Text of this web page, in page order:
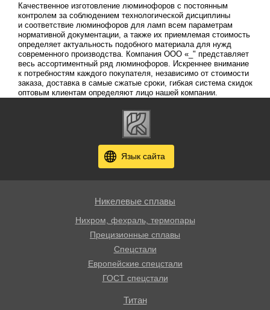
Качественное изготовление люминофоров с постоянным
контролем за соблюдением технологической дисциплины
и соответствие люминофоров для ламп всем параметрам
нормативной документации, а также их приемлемая стоимость
определяет актуальность подобного материала для нужд
современного производства. Компания ООО «_" представляет
весь ассортиментный ряд люминофоров. Искреннее внимание
к потребностям каждого покупателя, независимо от стоимости
заказа, доставка в самые сжатые сроки, гибкая система скидок
оптовым клиентам определяют лицо нашей компании.
Язык сайта
Никелевые сплавы
Нихром, фехраль, термопары
Прецизионные сплавы
Спецстали
Европейские спецстали
ГОСТ спецстали
Титан